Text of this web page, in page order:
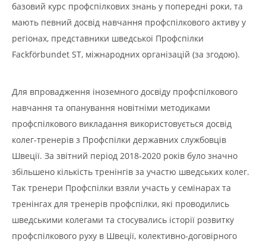
базовий курс профспілкових знань у попередні роки, та
мають певний досвід навчання профспілкового активу у
регіонах, представники шведської Профспілки
Fackfӧrbundet ST, міжнародних організацій (за згодою).
Для впровадження іноземного досвіду профспілкового
навчання та опанування новітніми методиками
профспілкового викладання використовується досвід
колег-тренерів з Профспілки державних службовців
Швеції. За звітний період 2018-2020 років було значно
збільшено кількість тренінгів за участю шведських колег.
Так тренери Профспілки взяли участь у семінарах та
тренінгах для тренерів профспілки, які проводились
шведськими колегами та стосувались історії розвитку
профспілкового руху в Швеції, колективно-договірного